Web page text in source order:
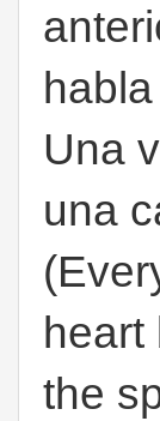
Una
una
the